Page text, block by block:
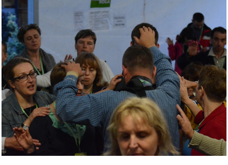
WSPÓLNOTA
KURSY SE
KONTAKT